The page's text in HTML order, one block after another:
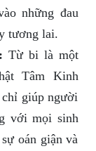
những đau
tương lai.
Từ bi là một
Tâm Kinh
giúp người
với mọi sinh
oán giận và